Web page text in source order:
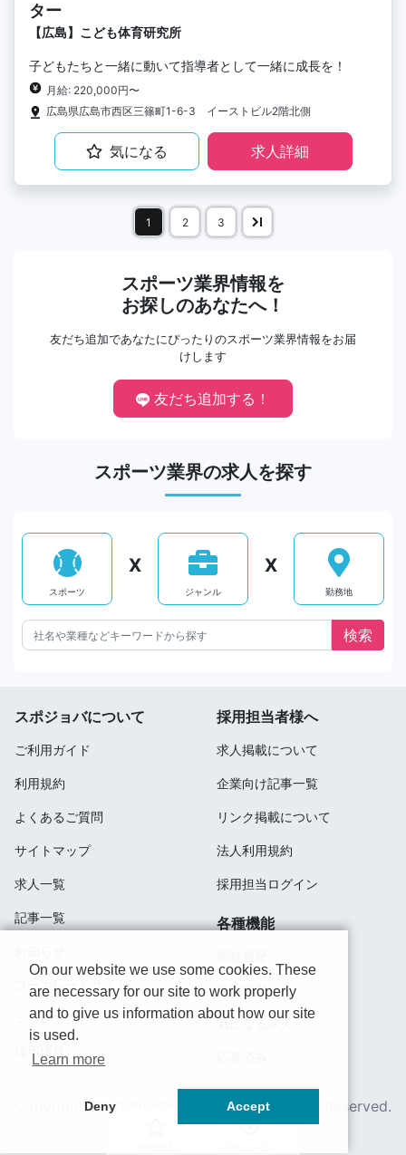
ター
【広島】こども体育研究所
子どもたちと一緒に動いて指導者として一緒に成長を！
月給: 220,000円〜
広島県広島市西区三篠町1-6-3 イーストビル2階北側
気になる 求人詳細
1 2 3
スポーツ業界情報を
お探しのあなたへ！
友だち追加であなたにぴったりのスポーツ業界情報をお届
けします
友だち追加する！
スポーツ業界の求人を探す
スポーツ
X
ジャンル
X
勤務地
スポジョバについて
ご利用ガイド
利用規約
よくあるご質問
サイトマップ
求人一覧
記事一覧
コーポレートサイト
ミッション
採用情報
採用担当者様へ
求人掲載について
企業向け記事一覧
リンク掲載について
法人利用規約
採用担当ログイン
各種機能
検索履歴
気になる求人
Copyright 2020 SportsField Co Ltd.All Right Reserved.
On our website we use some cookies. These
are necessary for our site to work properly
and to give us information about how our site
is used.
Learn more
Deny Accept